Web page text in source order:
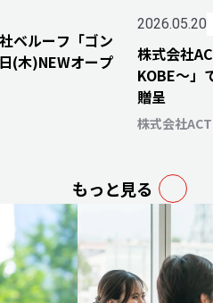
ベルーフ「ゴン
(木)NEWオープ
2026.05.20
株式会社
KOBE～」
贈呈
株式会社
もっと見る